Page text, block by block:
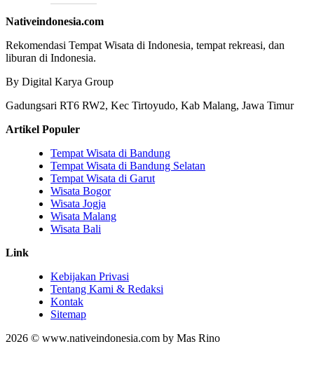
Nativeindonesia.com
Rekomendasi Tempat Wisata di Indonesia, tempat rekreasi, dan
liburan di Indonesia.
By Digital Karya Group
Gadungsari RT6 RW2, Kec Tirtoyudo, Kab Malang, Jawa Timur
Artikel Populer
Tempat Wisata di Bandung
Tempat Wisata di Bandung Selatan
Tempat Wisata di Garut
Wisata Bogor
Wisata Jogja
Wisata Malang
Wisata Bali
Link
Kebijakan Privasi
Tentang Kami & Redaksi
Kontak
Sitemap
2026 © www.nativeindonesia.com by Mas Rino